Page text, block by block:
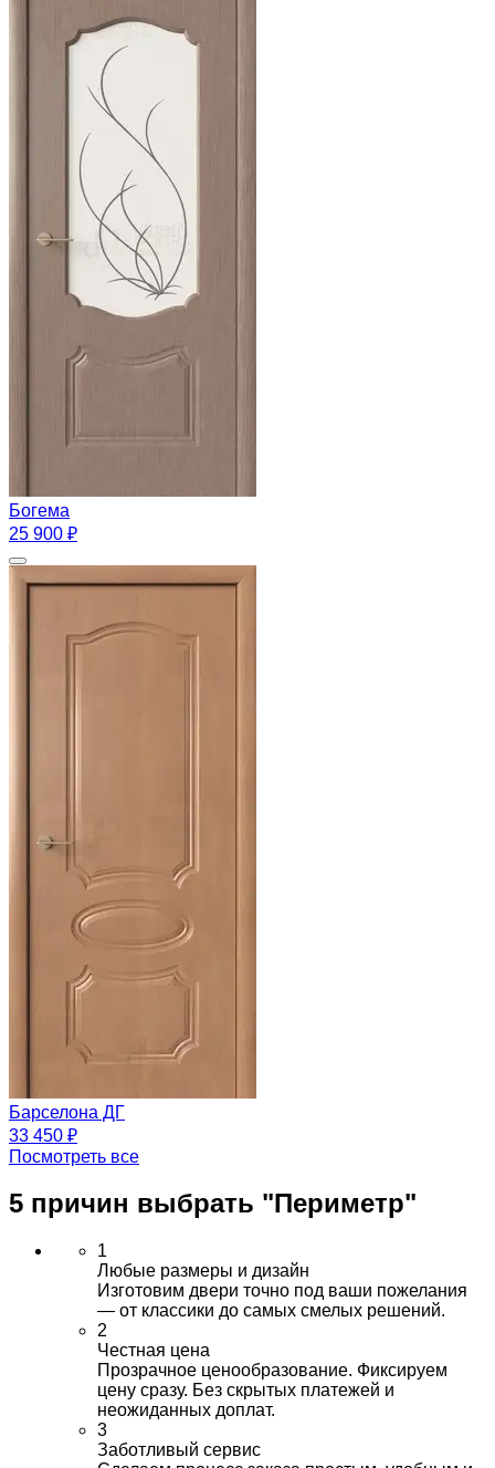
Богема
25 900 ₽
Барселона ДГ
33 450 ₽
Посмотреть все
5 причин выбрать "Периметр"
1
Любые размеры и дизайн
Изготовим двери точно под ваши пожелания
— от классики до самых смелых решений.
2
Честная цена
Прозрачное ценообразование. Фиксируем
цену сразу. Без скрытых платежей и
неожиданных доплат.
3
Заботливый сервис